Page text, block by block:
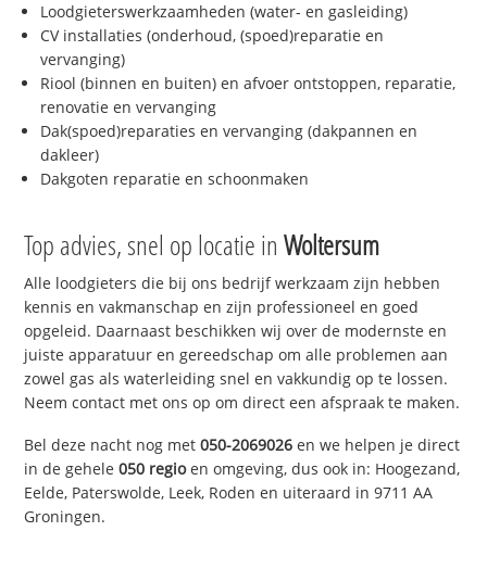
Loodgieterswerkzaamheden (water- en gasleiding)
CV installaties (onderhoud, (spoed)reparatie en
vervanging)
Riool (binnen en buiten) en afvoer ontstoppen, reparatie,
renovatie en vervanging
Dak(spoed)reparaties en vervanging (dakpannen en
dakleer)
Dakgoten reparatie en schoonmaken
Top advies, snel op locatie inWoltersum
Alle loodgieters die bij ons bedrijf werkzaam zijn hebben
kennis en vakmanschap en zijn professioneel en goed
opgeleid. Daarnaast beschikken wij over de modernste en
juiste apparatuur en gereedschap om alle problemen aan
zowel gas als waterleiding snel en vakkundig op te lossen.
Neem contact met ons op om direct een afspraak te maken.
Bel deze nacht nog met050-2069026 en we helpen je direct
in de gehele050 regioen omgeving, dus ook in: Hoogezand,
Eelde, Paterswolde, Leek, Roden en uiteraard in 9711 AA
Groningen.